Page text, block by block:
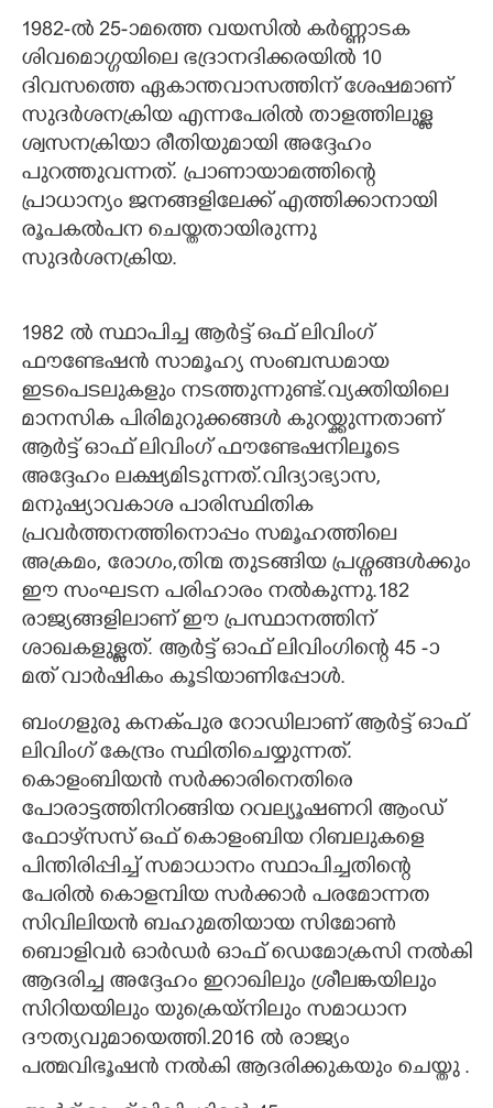
1982-ൽ 25-ാമത്തെ വയസിൽ കർണ്ണാടക
ശിവമൊഗ്ഗയിലെ ഭദ്രാനദിക്കരയിൽ 10
ദിവസത്തെ ഏകാന്തവാസത്തിന് ശേഷമാണ്
സുദർശനക്രിയ എന്നപേരിൽ താളത്തിലുള്ള
ശ്വസനക്രിയാ രീതിയുമായി അദ്ദേഹം
പുറത്തുവന്നത്. പ്രാണായാമത്തിന്റെ
പ്രാധാന്യം ജനങ്ങളിലേക്ക് എത്തിക്കാനായി
രൂപകൽപന ചെയ്തതായിരുന്നു
സുദർശനക്രിയ.
1982 ൽ സ്ഥാപിച്ച ആർട്ട് ഒഫ് ലിവിംഗ്
ഫൗണ്ടേഷൻ സാമൂഹ്യ സംബന്ധമായ
ഇടപെടലുകളും നടത്തുന്നുണ്ട്.വ്യക്തിയിലെ
മാനസിക പിരിമുറുക്കങ്ങൾ കുറയ്ക്കുന്നതാണ്
ആർട്ട് ഓഫ് ലിവിംഗ് ഫൗണ്ടേഷനിലൂടെ
അദ്ദേഹം ലക്ഷ്യമിടുന്നത്.വിദ്യാഭ്യാസ,
മനുഷ്യാവകാശ പാരിസ്ഥിതിക
പ്രവർത്തനത്തിനൊപ്പം സമൂഹത്തിലെ
അക്രമം, രോഗം,തിന്മ തുടങ്ങിയ പ്രശ്നങ്ങൾക്കും
ഈ സംഘടന പരിഹാരം നൽകുന്നു.182
രാജ്യങ്ങളിലാണ് ഈ പ്രസ്ഥാനത്തിന്
ശാഖകളുള്ളത്. ആർട്ട് ഓഫ് ലിവിംഗിന്റെ 45 -ാ
മത് വാർഷികം കൂടിയാണിപ്പോൾ.
ബംഗളുരു കനക്പുര റോഡിലാണ് ആർട്ട് ഓഫ്
ലിവിംഗ് കേന്ദ്രം സ്ഥിതിചെയ്യുന്നത്.
കൊളംബിയൻ സർക്കാരിനെതിരെ
പോരാട്ടത്തിനിറങ്ങിയ റവല്യൂഷണറി ആംഡ്
ഫോഴ്‌സസ് ഒഫ് കൊളംബിയ റിബലുകളെ
പിന്തിരിപ്പിച്ച് സമാധാനം സ്ഥാപിച്ചതിന്റെ
പേരിൽ കൊളമ്പിയ സർക്കാർ പരമോന്നത
സിവിലിയൻ ബഹുമതിയായ സിമോൺ
ബൊളിവർ ഓർഡർ ഓഫ്‌ ഡെമോക്രസി നൽകി
ആദരിച്ച അദ്ദേഹം ഇറാഖിലും ശ്രീലങ്കയിലും
സിറിയയിലും യുക്രെയ്നിലും സമാധാന
ദൗത്യവുമായെത്തി.2016 ൽ രാജ്യം
പത്മവിഭൂഷൻ നൽകി ആദരിക്കുകയും ചെയ്തു .